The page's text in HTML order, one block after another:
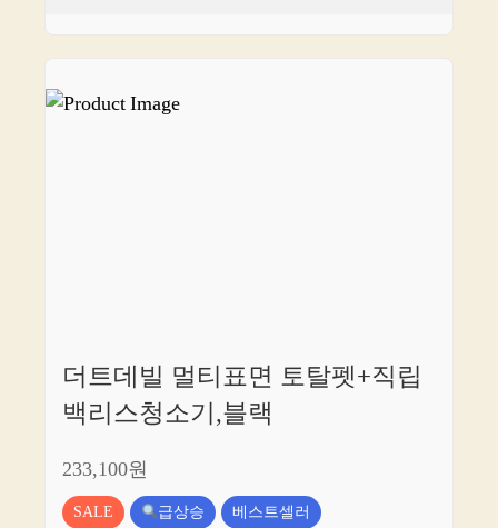
더트데빌 멀티표면 토탈펫+직립
백리스청소기,블랙
233,100원
SALE 급상승 베스트셀러